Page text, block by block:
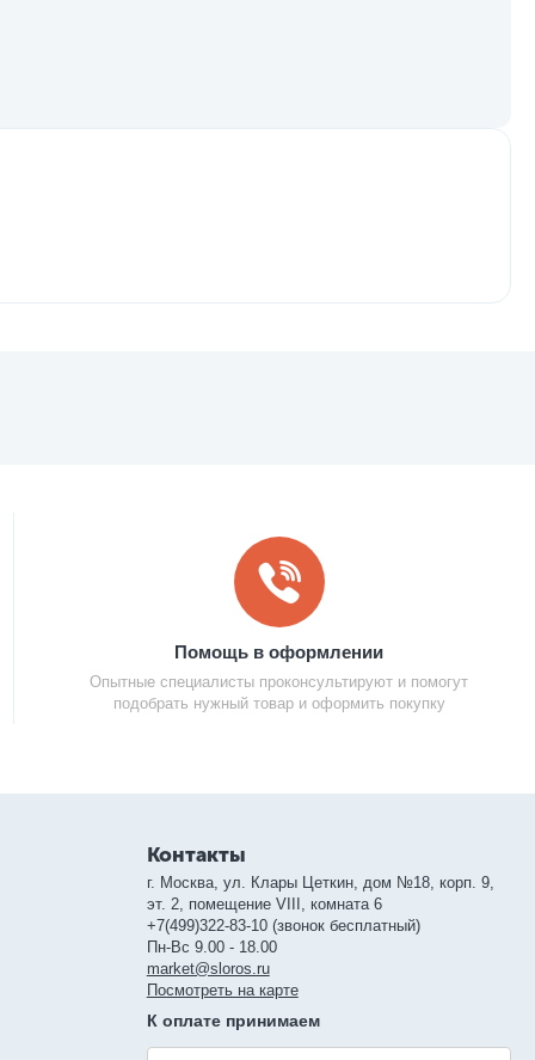
Помощь в оформлении
Опытные специалисты проконсультируют и помогут
подобрать нужный товар и оформить покупку
Контакты
г. Москва, ул. Клары Цеткин, дом №18, корп. 9,
эт. 2, помещение VIII, комната 6
+7(499)322-83-10 (звонок бесплатный)
Пн-Вс 9.00 - 18.00
market@sloros.ru
Посмотреть на карте
К оплате принимаем